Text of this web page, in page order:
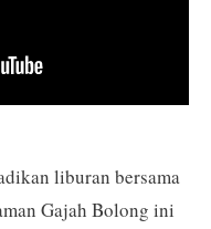
liburan bersama
Gajah Bolong ini